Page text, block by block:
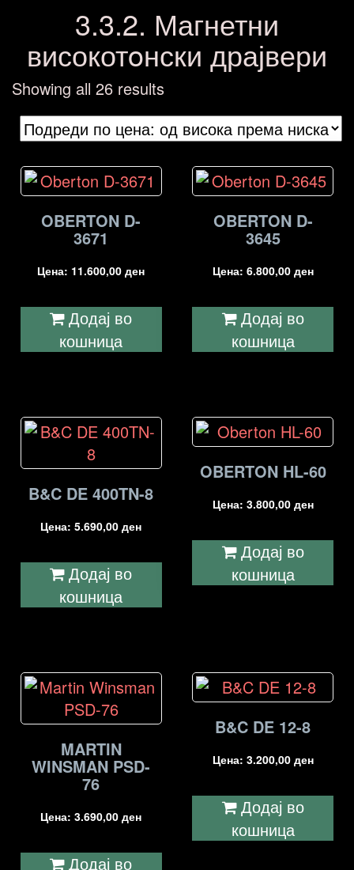
3.3.2. Магнетни
високотoнски драјвери
Showing all 26 resultsSorted
by
price:
OBERTON D-
3671
Цена: 11.600,00ден
Додај во
кошница
OBERTON D-
3645
Цена: 6.800,00 ден
Додај во
кошница
B&C DE 400TN-8
Цена:5.690,00ден
Додај во
кошница
OBERTON HL-60
Цена: 3.800,00 ден
Додај во
кошница
MARTIN
WINSMAN PSD-
76
Цена:3.690,00ден
Додај во
B&C DE 12-8
Цена: 3.200,00 ден
Додај во
кошница